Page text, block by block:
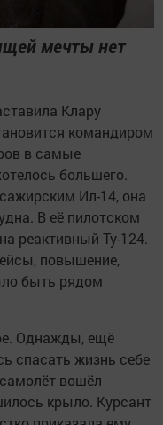
мечты нет
Клару
командиром
в самые
большего.
Ил-14, она
В её пилотском
реактивный Ту-124.
повышение,
быть рядом
Однажды, ещё
спасать жизнь себе
вошёл
крыло. Курсант